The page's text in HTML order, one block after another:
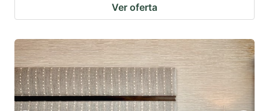
Ver oferta